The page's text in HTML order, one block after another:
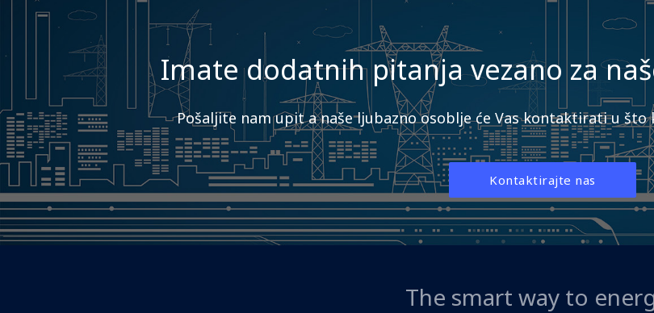
Imate dodatnih pitanja vezano za
Pošaljite nam upit a naše ljubazno osoblje će Vas kontaktirati u
Kontaktirajte nas
The smart way to